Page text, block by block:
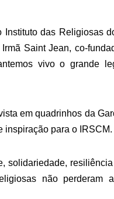
das Religiosas
Saint Jean, co-
vivo o grande
em quadrinhos da
inspiração para o IRSCM.
solidariedade,
não perderam